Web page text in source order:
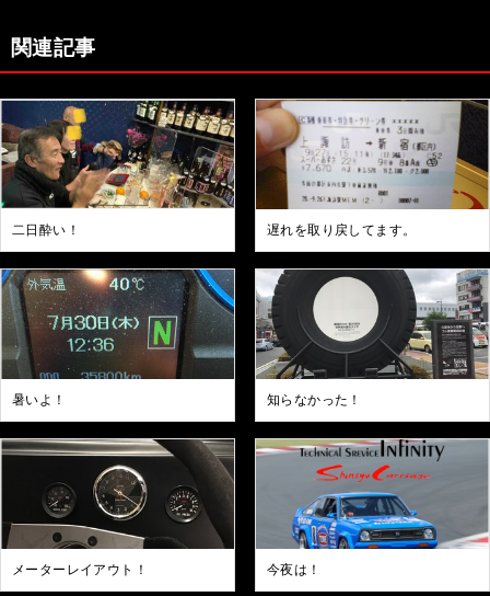
関連記事
二日酔い！ 遅れを取り戻してます。
暑いよ！ 知らなかった！
メーターレイアウト！ 今夜は！